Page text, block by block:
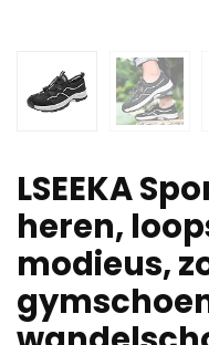
LSEEKA
heren,
modieus,